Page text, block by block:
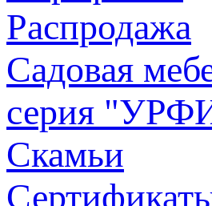
Распродажа
Садовая
серия
Скамьи